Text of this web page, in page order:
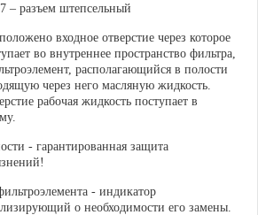
– разъем штепсельный
входное отверстие через которое
во внутреннее пространство фильтра,
располагающийся в полости
через него масляную жидкость.
рабочая жидкость поступает в
- гарантированная защита
- индикатор
о необходимости его замены.